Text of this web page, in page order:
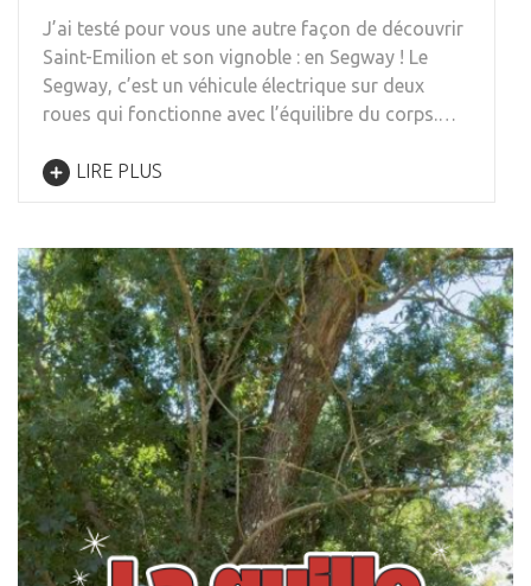
J’ai testé pour vous une autre façon de découvrir
Saint-Emilion et son vignoble : en Segway ! Le
Segway, c’est un véhicule électrique sur deux
roues qui fonctionne avec l’équilibre du corps.…
LIRE PLUS